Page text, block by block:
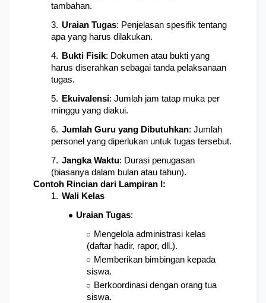
tambahan.
Uraian Tugas: Penjelasan spesifik tentang
apa yang harus dilakukan.
Bukti Fisik: Dokumen atau bukti yang
harus diserahkan sebagai tanda pelaksanaan
tugas.
Ekuivalensi: Jumlah jam tatap muka per
minggu yang diakui.
Jumlah Guru yang Dibutuhkan: Jumlah
personel yang diperlukan untuk tugas tersebut.
Jangka Waktu: Durasi penugasan
(biasanya dalam bulan atau tahun).
Contoh Rincian dari Lampiran I:
Wali Kelas
Uraian Tugas:
Mengelola administrasi kelas
(daftar hadir, rapor, dll.).
Memberikan bimbingan kepada
siswa.
Berkoordinasi dengan orang tua
siswa.